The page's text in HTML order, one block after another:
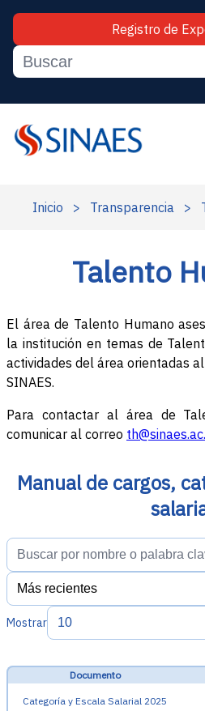
Registro de
Inicio > Transparencia >
Talento
El área de Talento Humano
la institución en temas de
actividades del área orientadas
SINAES.
Para contactar al área de
comunicar al correo
Manual de cargos,
Mostrar
Documento
Categoría y Escala Salarial 2025